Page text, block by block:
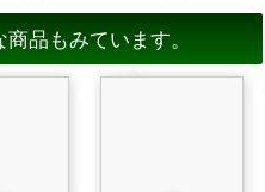
品もみています。